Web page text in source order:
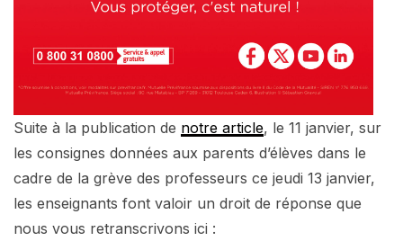
Suite à la publication de notre article, le 11 janvier, sur
les consignes données aux parents d’élèves dans le
cadre de la grève des professeurs ce jeudi 13 janvier,
les enseignants font valoir un droit de réponse que
nous vous retranscrivons ici :